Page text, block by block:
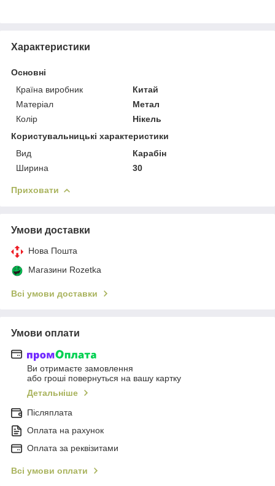
Характеристики
Основні
Країна виробник
Китай
Матеріал
Метал
Колір
Нікель
Користувальницькі характеристики
Вид
Карабін
Ширина
30
Приховати
Умови доставки
Нова Пошта
Магазини Rozetka
Всі умови доставки
Умови оплати
Ви отримаєте замовлення
або гроші повернуться на вашу картку
Детальніше
Післяплата
Оплата на рахунок
Оплата за реквізитами
Всі умови оплати